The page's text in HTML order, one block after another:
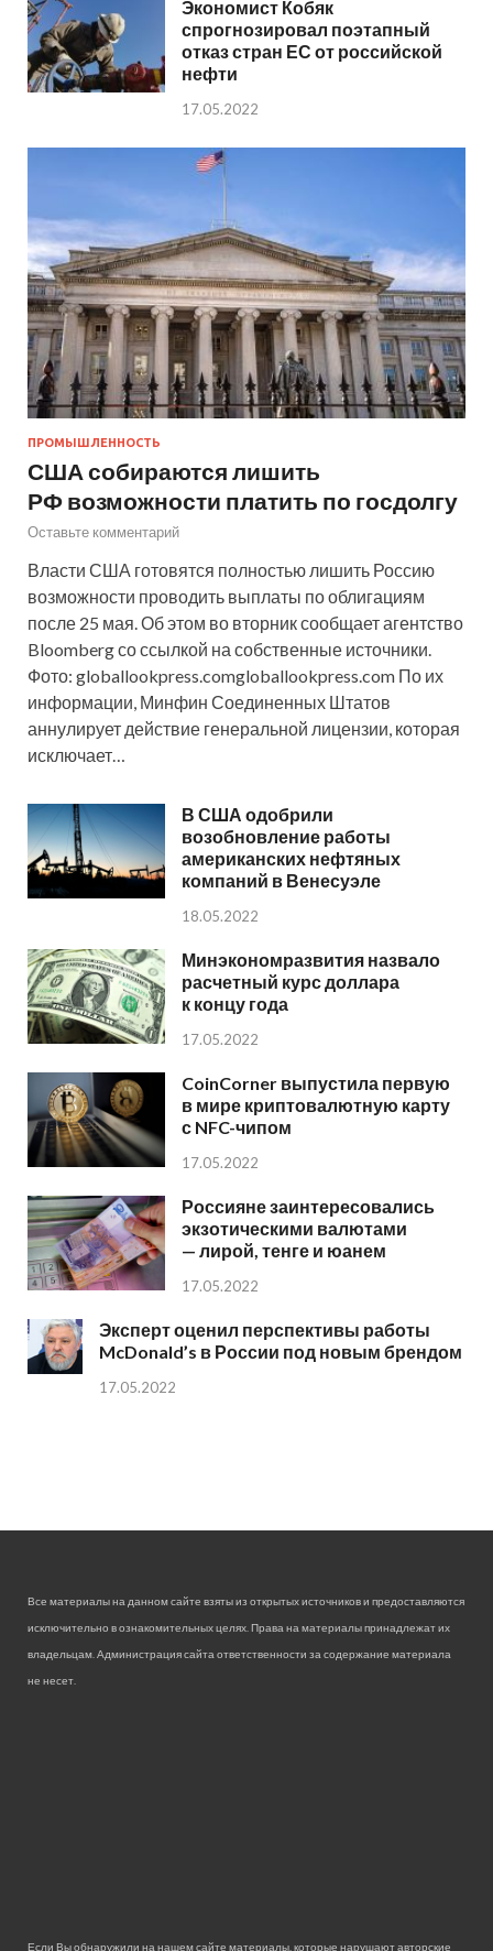
Экономист Кобяк
спрогнозировал поэтапный
отказ стран ЕС от российской
нефти
17.05.2022
ПРОМЫШЛЕННОСТЬ
США собираются лишить
РФ возможности платить по госдолгу
Оставьте комментарий
Власти США готовятся полностью лишить Россию
возможности проводить выплаты по облигациям
после 25 мая. Об этом во вторник сообщает агентство
Bloomberg со ссылкой на собственные источники.
Фото: globallookpress.comgloballookpress.com По их
информации, Минфин Соединенных Штатов
аннулирует действие генеральной лицензии, которая
исключает…
В США одобрили
возобновление работы
американских нефтяных
компаний в Венесуэле
18.05.2022
Минэкономразвития назвало
расчетный курс доллара
к концу года
17.05.2022
CoinCorner выпустила первую
в мире криптовалютную карту
с NFC-чипом
17.05.2022
Россияне заинтересовались
экзотическими валютами
— лирой, тенге и юанем
17.05.2022
Эксперт оценил перспективы работы
McDonald’s в России под новым брендом
17.05.2022
Все материалы на данном сайте взяты из открытых источников и предоставляются
исключительно в ознакомительных целях. Права на материалы принадлежат их
владельцам. Администрация сайта ответственности за содержание материала
не несет.
Если Вы обнаружили на нашем сайте материалы, которые нарушают авторские